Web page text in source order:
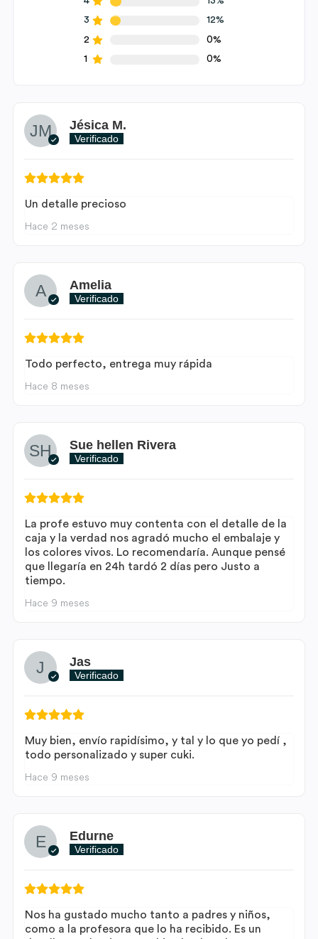
3
12%
2
0%
1
0%
Jésica M.
Verificado
Un detalle precioso
Hace 2 meses
Amelia
Verificado
Todo perfecto, entrega muy rápida
Hace 8 meses
Sue hellen Rivera
Verificado
La profe estuvo muy contenta con el detalle de la
caja y la verdad nos agradó mucho el embalaje y
los colores vivos. Lo recomendaría. Aunque pensé
que llegaría en 24h tardó 2 días pero Justo a
tiempo.
Hace 9 meses
Jas
Verificado
Muy bien, envío rapidísimo, y tal y lo que yo pedí ,
todo personalizado y super cuki.
Hace 9 meses
Edurne
Verificado
Nos ha gustado mucho tanto a padres y niños,
como a la profesora que lo ha recibido. Es un